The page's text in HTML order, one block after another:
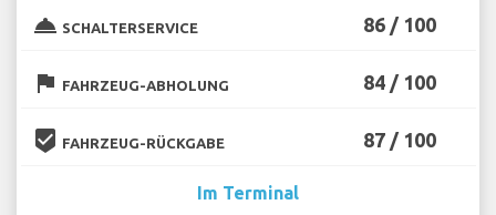
room_service SCHALTERSERVICE 86 / 100
flag FAHRZEUG-ABHOLUNG 84 / 100
beenhere FAHRZEUG-RÜCKGABE 87 / 100
Im Terminal